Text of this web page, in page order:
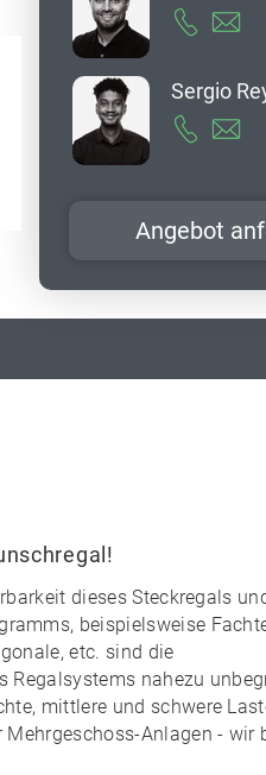
Sergio
Angebot
dieses Steckregals
, beispielsweise
etc. sind die
Regalsystems nahezu
mittlere und schwere
Anlagen - wir